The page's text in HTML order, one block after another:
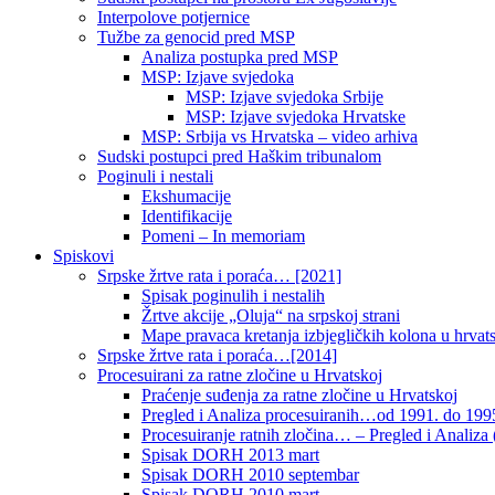
Interpolove potjernice
Tužbe za genocid pred MSP
Analiza postupka pred MSP
MSP: Izjave svjedoka
MSP: Izjave svjedoka Srbije
MSP: Izjave svjedoka Hrvatske
MSP: Srbija vs Hrvatska – video arhiva
Sudski postupci pred Haškim tribunalom
Poginuli i nestali
Ekshumacije
Identifikacije
Pomeni – In memoriam
Spiskovi
Srpske žrtve rata i poraća… [2021]
Spisak poginulih i nestalih
Žrtve akcije „Oluja“ na srpskoj strani
Mape pravaca kretanja izbjegličkih kolona u
Srpske žrtve rata i poraća…[2014]
Procesuirani za ratne zločine u Hrvatskoj
Praćenje suđenja za ratne zločine u Hrvatskoj
Pregled i Analiza procesuiranih…od 1991. do
Procesuiranje ratnih zločina… – Pregled i Analiza
Spisak DORH 2013 mart
Spisak DORH 2010 septembar